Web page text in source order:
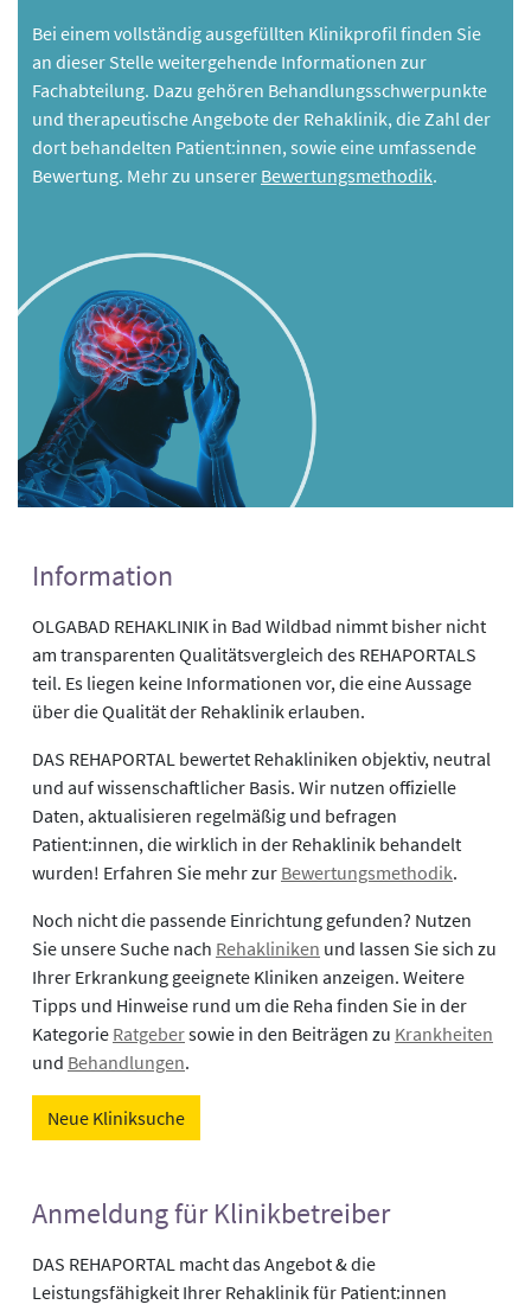
Bei einem vollständig ausgefüllten Klinikprofil finden Sie
an dieser Stelle weitergehende Informationen zur
Fachabteilung. Dazu gehören Behandlungsschwerpunkte
und therapeutische Angebote der Rehaklinik, die Zahl der
dort behandelten Patient:innen, sowie eine umfassende
Bewertung. Mehr zu unserer Bewertungsmethodik.
Information
OLGABAD REHAKLINIK in Bad Wildbad nimmt bisher nicht
am transparenten Qualitätsvergleich des REHAPORTALS
teil. Es liegen keine Informationen vor, die eine Aussage
über die Qualität der Rehaklinik erlauben.
DAS REHAPORTAL bewertet Rehakliniken objektiv, neutral
und auf wissenschaftlicher Basis. Wir nutzen offizielle
Daten, aktualisieren regelmäßig und befragen
Patient:innen, die wirklich in der Rehaklinik behandelt
wurden! Erfahren Sie mehr zur Bewertungsmethodik.
Noch nicht die passende Einrichtung gefunden? Nutzen
Sie unsere Suche nach Rehakliniken und lassen Sie sich zu
Ihrer Erkrankung geeignete Kliniken anzeigen. Weitere
Tipps und Hinweise rund um die Reha finden Sie in der
Kategorie Ratgebersowie in den Beiträgen zu Krankheiten
und Behandlungen.
Neue Kliniksuche
Anmeldung für Klinikbetreiber
DAS REHAPORTAL macht das Angebot & die
Leistungsfähigkeit Ihrer Rehaklinik für Patient:innen